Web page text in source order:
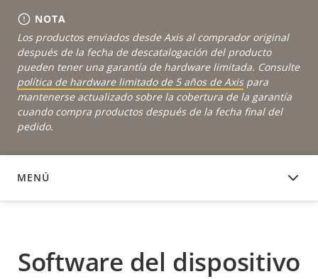
NOTA
Los productos enviados desde Axis al comprador original
después de la fecha de descatalogación del producto
pueden tener una garantía de hardware limitada. Consulte
política de hardware limitado de 5 años de Axispara
mantenerse actualizado sobre la cobertura de la garantía
cuando compra productos después de la fecha final del
pedido.
MENÚ
SOFTWARE DEL DISPOSITIVO
Software del dispositivo